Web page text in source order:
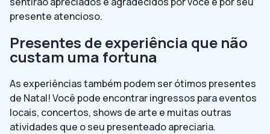
presente atencioso.
Presentes de experiência que não
custam uma fortuna
As experiências também podem ser ótimos presentes
de Natal! Você pode encontrar ingressos para eventos
locais, concertos, shows de arte e muitas outras
atividades que o seu presenteado apreciaria.